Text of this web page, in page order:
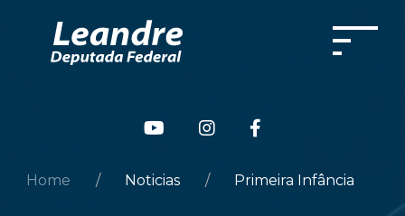
Home Noticias Primeira Infância